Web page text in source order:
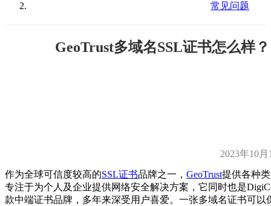
常见问题
GeoTrust多域名SSL证书怎么样？
2023年10月
作为全球可信度较高的SSL证书品牌之一， GeoTrust提供各种
专注于为个人及企业提供网络安全解决方案，它同时也是
款中端证书品牌，多年来深受用户喜爱。一张多域名证书可以